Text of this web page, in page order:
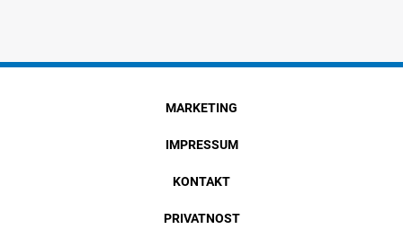
MARKETING
IMPRESSUM
KONTAKT
PRIVATNOST